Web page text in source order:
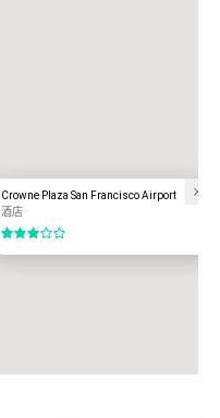
Crowne Plaza San Francisco Airport
酒店
3/5